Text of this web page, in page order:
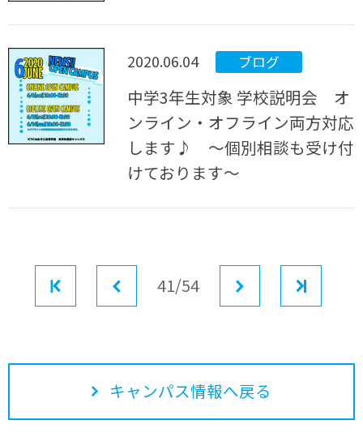
2020.06.04 ブログ
中学3年生対象 学校説明会 オ
ンライン・オフライン両方対応
します♪ ～個別相談も受け付
けております～
前へ41/54
キャンパス情報へ戻る